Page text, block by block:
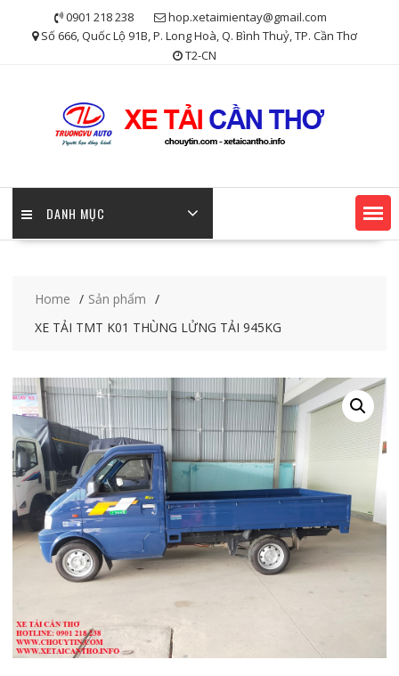
0901 218 238
hop.xetaimientay@gmail.com
Số 666, Quốc Lộ 91B, P. Long Hoà, Q. Bình Thuỷ, TP. Cần Thơ
T2-CN
DANH MỤC
Home
Sản phẩm
XE TẢI TMT K01 THÙNG LỬNG TẢI 945KG